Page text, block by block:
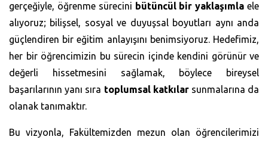
gerçeğiyle, öğrenme sürecini bütüncül bir yaklaşımla ele
alıyoruz; bilişsel, sosyal ve duyuşsal boyutları aynı anda
güçlendiren bir eğitim anlayışını benimsiyoruz. Hedefimiz,
her bir öğrencimizin bu sürecin içinde kendini görünür ve
değerli hissetmesini sağlamak, böylece bireysel
başarılarının yanı sıra toplumsal katkılarsunmalarına da
olanak tanımaktır.
Bu vizyonla, Fakültemizden mezun olan öğrencilerimizi